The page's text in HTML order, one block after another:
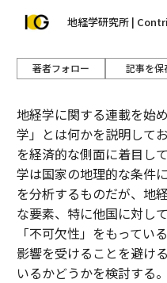
地経学研究所 |
著者フォロー 記事を保
地経学に関する連載を始
学」とは何かを説明して
を経済的な側面に着目し
学は国家の地理的な条件
を分析するものだが、地
な要素、特に他国に対し
「不可欠性」をもってい
影響を受けることを避け
いるかどうかを検討する。